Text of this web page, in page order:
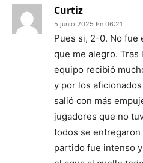
Curtiz
5 junio 2025 En 06:21
Pues si, 2-0. No fue
que me alegro. Tras
equipo recibió
y por los
salió con más
jugadores que no
todos se entregaron
partido fue intenso